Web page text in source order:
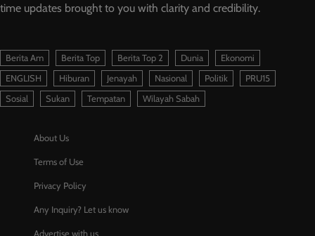
time updates brought to you with clarity and credibility.
Berita Am Berita Top Berita Top 2 Dunia
Ekonomi
ENGLISH
Hiburan Jenayah Nasional Politik
PRU15
Sosial
Sukan Tempatan Wilayah Sabah
About Us
Terms of Use
Privacy Policy
Any Inquiry? Let us know
Advertise with us